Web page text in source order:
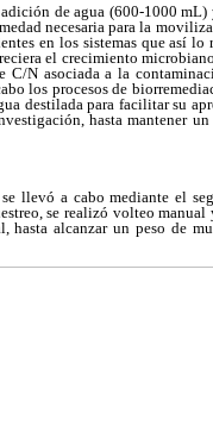
de agua (600-1000
necesaria para la
en los sistemas que así
el crecimiento
N asociada a la
los procesos de
destilada para facilitar su
hasta mantener
llevó a cabo mediante el
se realizó volteo
hasta alcanzar un peso de